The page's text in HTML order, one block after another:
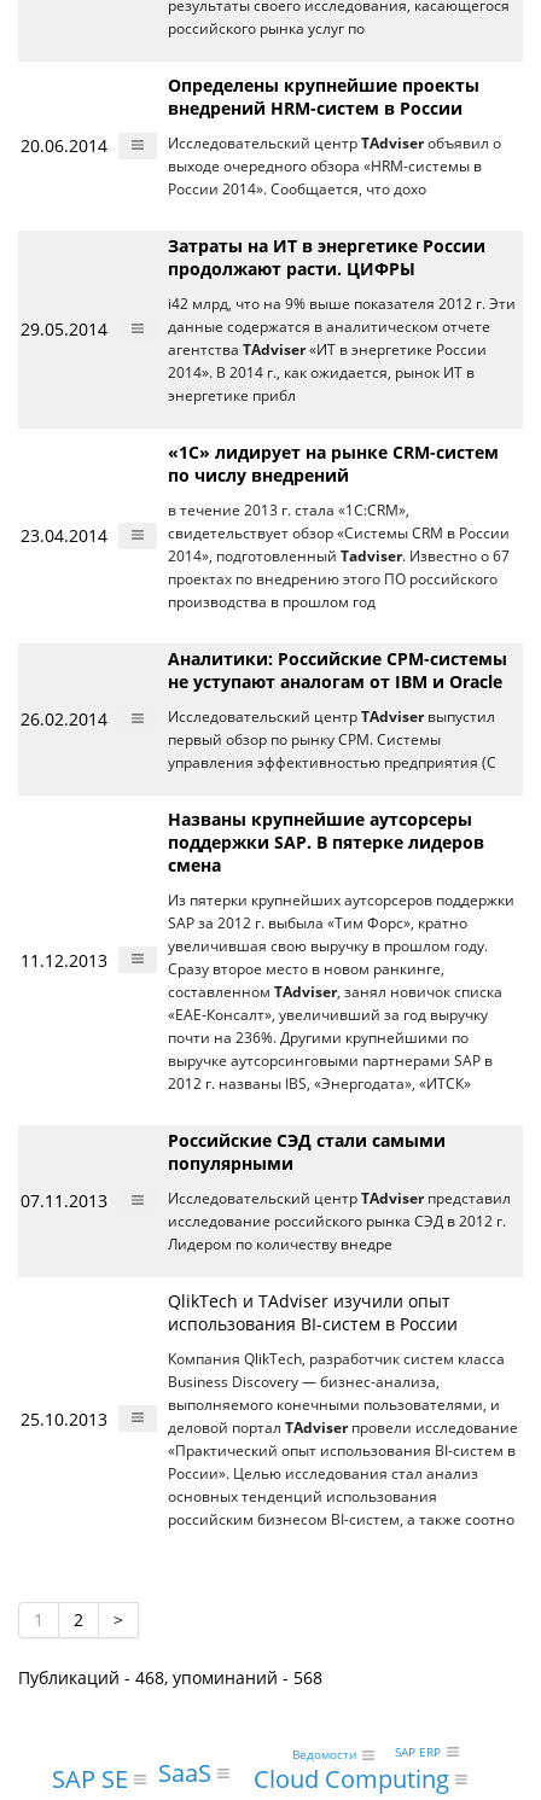
результаты своего исследования, касающегося
российского рынка услуг по
20.06.2014
Определены крупнейшие проекты
внедрений HRM-систем в России
Исследовательский центр TAdviserобъявил о
выходе очередного обзора «HRM-cистемы в
России 2014». Сообщается, что дохо
29.05.2014
Затраты на ИТ в энергетике России
продолжают расти. ЦИФРЫ
i42 млрд, что на 9% выше показателя 2012 г. Эти
данные содержатся в аналитическом отчете
агентства TAdviser«ИТ в энергетике России
2014». В 2014 г., как ожидается, рынок ИТ в
энергетике прибл
23.04.2014
«1С» лидирует на рынке CRM-систем
по числу внедрений
в течение 2013 г. стала «1С:CRM»,
свидетельствует обзор «Системы CRM в России
2014», подготовленный Tadviser. Известно о 67
проектах по внедрению этого ПО российского
производства в прошлом год
26.02.2014
Аналитики: Российские CPM-системы
не уступают аналогам от IBM и Oracle
Исследовательский центр TAdviserвыпустил
первый обзор по рынку CPM. Системы
управления эффективностью предприятия (C
11.12.2013
Названы крупнейшие аутсорсеры
поддержки SAP. В пятерке лидеров
смена
Из пятерки крупнейших аутсорсеров поддержки
SAP за 2012 г. выбыла «Тим Форс», кратно
увеличившая свою выручку в прошлом году.
Сразу второе место в новом ранкинге,
составленном TAdviser, занял новичок списка
«ЕАЕ-Консалт», увеличивший за год выручку
почти на 236%. Другими крупнейшими по
выручке аутсорсинговыми партнерами SAP в
2012 г. названы IBS, «Энергодата», «ИТСК»
07.11.2013
Российские СЭД стали самыми
популярными
Исследовательский центр TAdviserпредставил
исследование российского рынка СЭД в 2012 г.
Лидером по количеству внедре
25.10.2013
QlikTech и TAdviser изучили опыт
использования BI-систем в России
Компания QlikTech, разработчик систем класса
Business Discovery — бизнес-анализа,
выполняемого конечными пользователями, и
деловой портал TAdviserпровели исследование
«Практический опыт использования BI-систем в
России». Целью исследования стал анализ
основных тенденций использования
российским бизнесом BI-систем, а также соотно
1 2 >
Публикаций - 468, упоминаний - 568
Cloud Computing
SaaS
SAP SE
SAP ERP
Ведомости